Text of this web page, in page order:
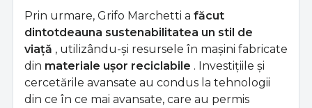
Prin urmare, Grifo Marchetti a făcut
dintotdeauna sustenabilitatea un stil de
viață , utilizându-și resursele în mașini fabricate
din materiale ușor reciclabile . Investițiile și
cercetările avansate au condus la tehnologii
din ce în ce mai avansate, care au permis